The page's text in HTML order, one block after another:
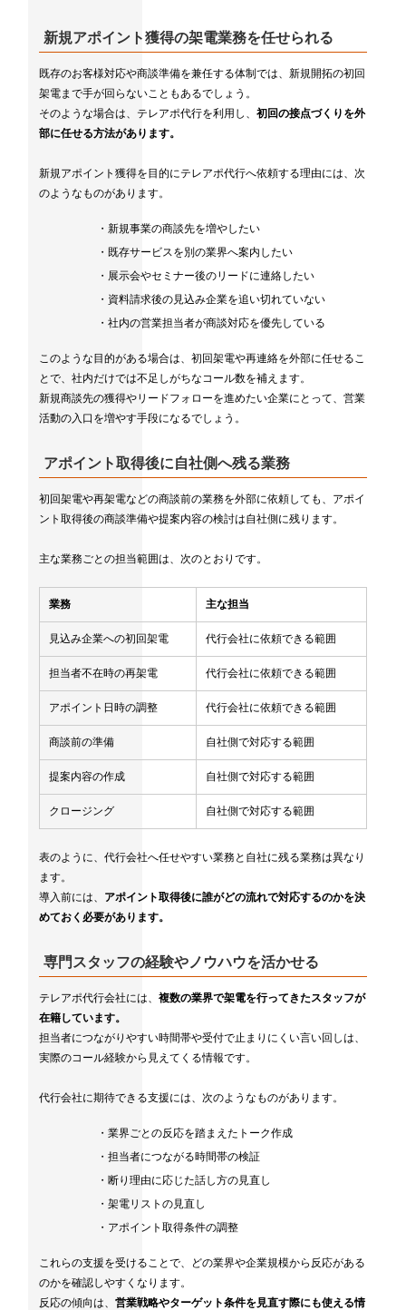
新規アポイント獲得の架電業務を任せられる
既存のお客様対応や商談準備を兼任する体制では、新規開拓の初回
架電まで手が回らないこともあるでしょう。
そのような場合は、テレアポ代行を利用し、 初回の接点づくりを外
部に任せる方法があります。
新規アポイント獲得を目的にテレアポ代行へ依頼する理由には、次
のようなものがあります。
・新規事業の商談先を増やしたい
・既存サービスを別の業界へ案内したい
・展示会やセミナー後のリードに連絡したい
・資料請求後の見込み企業を追い切れていない
・社内の営業担当者が商談対応を優先している
このような目的がある場合は、初回架電や再連絡を外部に任せるこ
とで、社内だけでは不足しがちなコール数を補えます。
新規商談先の獲得やリードフォローを進めたい企業にとって、営業
活動の入口を増やす手段になるでしょう。
アポイント取得後に自社側へ残る業務
初回架電や再架電などの商談前の業務を外部に依頼しても、アポイ
ント取得後の商談準備や提案内容の検討は自社側に残ります。
主な業務ごとの担当範囲は、次のとおりです。
業務 主な担当
見込み企業への初回架電 代行会社に依頼できる範囲
担当者不在時の再架電 代行会社に依頼できる範囲
アポイント日時の調整 代行会社に依頼できる範囲
商談前の準備 自社側で対応する範囲
提案内容の作成 自社側で対応する範囲
クロージング 自社側で対応する範囲
表のように、代行会社へ任せやすい業務と自社に残る業務は異なり
ます。
導入前には、
アポイント取得後に誰がどの流れで対応するのかを決
めておく必要があります。
専門スタッフの経験やノウハウを活かせる
テレアポ代行会社には、 複数の業界で架電を行ってきたスタッフが
在籍しています。
担当者につながりやすい時間帯や受付で止まりにくい言い回しは、
実際のコール経験から見えてくる情報です。
代行会社に期待できる支援には、次のようなものがあります。
・業界ごとの反応を踏まえたトーク作成
・担当者につながる時間帯の検証
・断り理由に応じた話し方の見直し
・架電リストの見直し
・アポイント取得条件の調整
これらの支援を受けることで、どの業界や企業規模から反応がある
のかを確認しやすくなります。
反応の傾向は、 営業戦略やターゲット条件を見直す際にも使える情